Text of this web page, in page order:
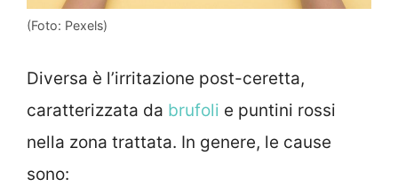
(Foto: Pexels)
Diversa è l’irritazione post-ceretta,
caratterizzata da brufoli e puntini rossi
nella zona trattata. In genere, le cause
sono: